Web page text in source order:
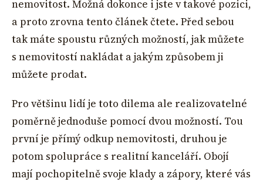
nemovitost. Možná dokonce i jste v takové pozici,
a proto zrovna tento článek čtete. Před sebou
tak máte spoustu různých možností, jak můžete
s nemovitostí nakládat a jakým způsobem ji
můžete prodat.
Pro většinu lidí je toto dilema ale realizovatelné
poměrně jednoduše pomocí dvou možností. Tou
první je přímý odkup nemovitosti, druhou je
potom spolupráce s realitní kanceláří. Obojí
mají pochopitelně svoje klady a zápory, které vás